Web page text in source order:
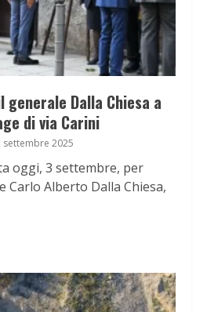
Dalla Chiesa a
di via Carini
settembre 2025
oggi, 3 settembre, per
Carlo Alberto Dalla Chiesa,